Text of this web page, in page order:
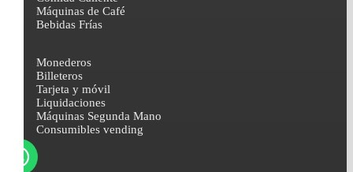
Máquinas de Café
Bebidas Frías
Monederos
Billeteros
Tarjeta y móvil
Liquidaciones
Máquinas Segunda Mano
Consumibles vending